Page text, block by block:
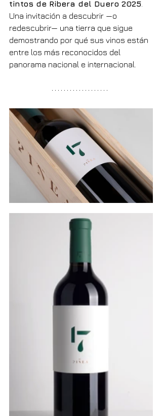
tintos de Ribera del Duero 2025
Una invitación a descubrir —o
redescubrir— una tierra que sigue
demostrando por qué sus vinos están
entre los más reconocidos del
panorama nacional e internacional.